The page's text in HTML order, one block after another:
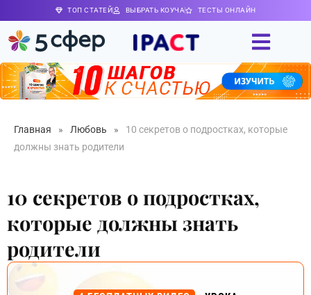
ТОП СТАТЕЙ ВЫБРАТЬ КОУЧА ТЕСТЫ ОНЛАЙН
Главная » Любовь »
10 секретов о подростках, которые
должны знать родители
10 секретов о подростках,
которые должны знать
родители